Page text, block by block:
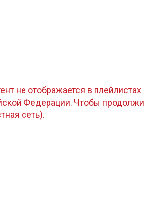
не отображается в
Федерации. Чтобы
сеть).